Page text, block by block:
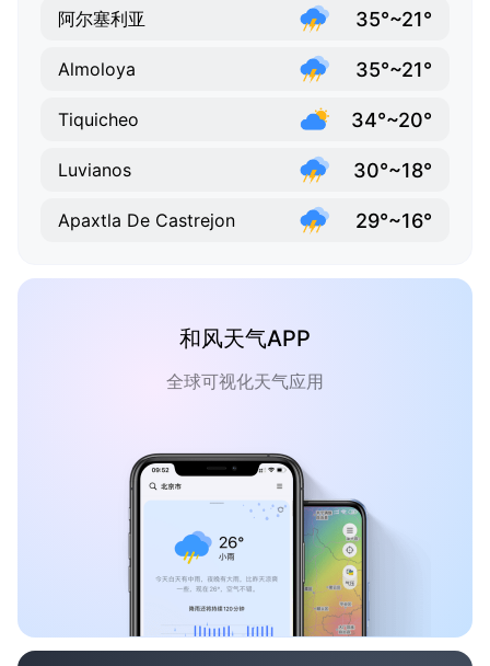
阿尔塞利亚 35°~21°
Almoloya 35°~21°
Tiquicheo 34°~20°
Luvianos 30°~18°
Apaxtla De Castrejon 29°~16°
和风天气APP
全球可视化天气应用